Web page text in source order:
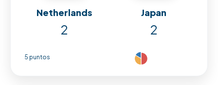
Netherlands Japan
2 2
5 puntos